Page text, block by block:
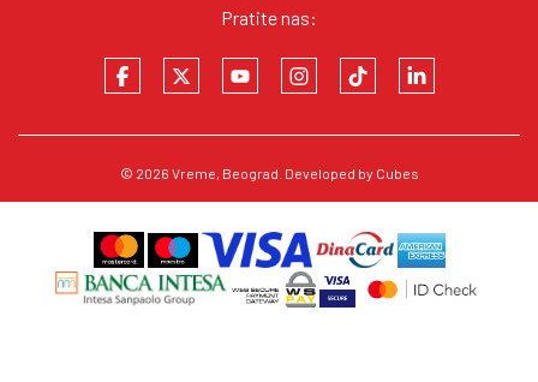
Pratite nas:
© 2026 Vreme, Beograd. Developed by Cubes